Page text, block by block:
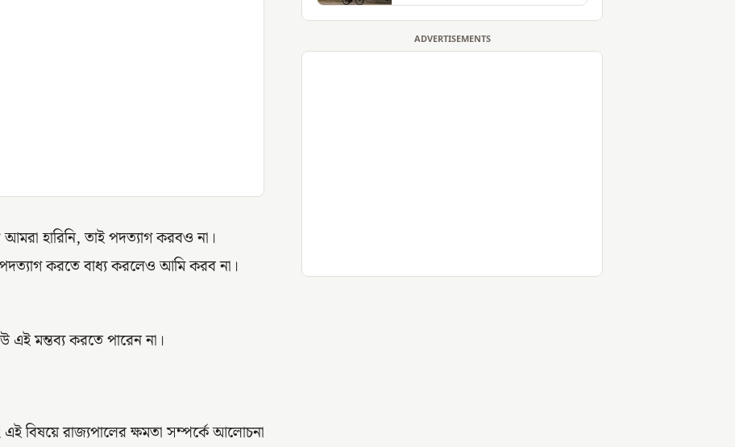
হারিনি, তাই পদত্যাগ করবও না।
করতে বাধ্য করলেও আমি করব না।
এই মন্তব্য করতে পারেন না।
বিষয়ে রাজ্যপালের ক্ষমতা সম্পর্কে আলোচনা
ADVERTISEMENTS